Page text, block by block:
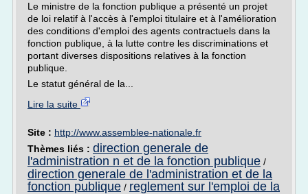
Le ministre de la fonction publique a présenté un projet
de loi relatif à l'accès à l'emploi titulaire et à l'amélioration
des conditions d'emploi des agents contractuels dans la
fonction publique, à la lutte contre les discriminations et
portant diverses dispositions relatives à la fonction
publique.
Le statut général de la...
Lire la suite
Site : http://www.assemblee-nationale.fr
Thèmes liés : direction generale de
l'administration n et de la fonction publique /
direction generale de l'administration et de la
fonction publique / reglement sur l'emploi de la